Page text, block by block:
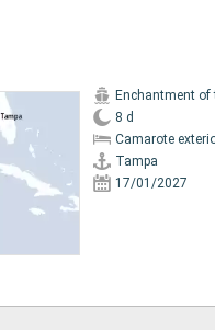
Enchantment of
8 d
Camarote
Tampa
17/01/2027